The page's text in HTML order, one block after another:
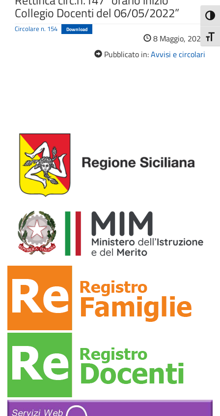
Collegio Docenti del 06/05/2022”
Circolare n. 154 Download
8 Maggio, 2022
Pubblicato in:Avvisi e circolari